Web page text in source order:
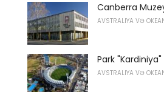
Canberra
AVSTRALIYA VƏ
Park "Kardiniya"
AVSTRALIYA VƏ